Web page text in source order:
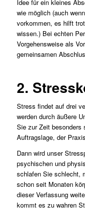
Idee für ein kleines
wie möglich (auch
vorkommen, es hilft
wissen.) Bei echten
Vorgehensweise als
gemeinsamen
2.
Stress findet auf drei
werden durch äußere
Sie zur Zeit besonders
Auftragslage, der
Dann wird unser
psychischen und
schlafen Sie schlecht,
schon seit Monaten
dieser Verfassung
kommt es zu wahren